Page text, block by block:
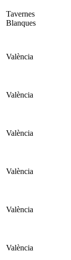
Tavernes
Blanques
València
València
València
València
València
València